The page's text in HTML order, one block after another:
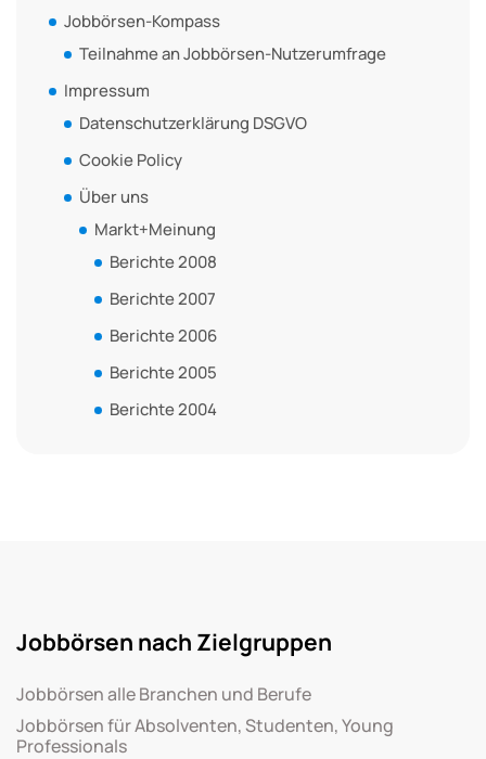
Jobbörsen-Kompass
Teilnahme an Jobbörsen-Nutzerumfrage
Impressum
Datenschutzerklärung DSGVO
Cookie Policy
Über uns
Markt+Meinung
Berichte 2008
Berichte 2007
Berichte 2006
Berichte 2005
Berichte 2004
Jobbörsen nach Zielgruppen
Jobbörsen alle Branchen und Berufe
Jobbörsen für Absolventen, Studenten, Young
Professionals